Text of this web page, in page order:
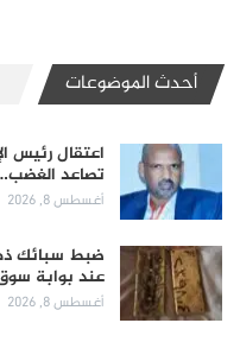
أحدث الموضوعات
اعتقال رئيس
تصاعد
أغسطس 8, 2026
عند بوابة
أغسطس 8, 2026